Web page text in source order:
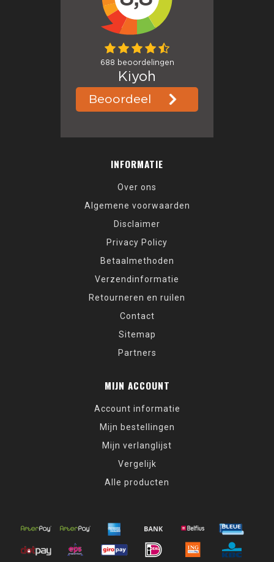
INFORMATIE
Over ons
Algemene voorwaarden
Disclaimer
Privacy Policy
Betaalmethoden
Verzendinformatie
Retourneren en ruilen
Contact
Sitemap
Partners
MIJN ACCOUNT
Account informatie
Mijn bestellingen
Mijn verlanglijst
Vergelijk
Alle producten